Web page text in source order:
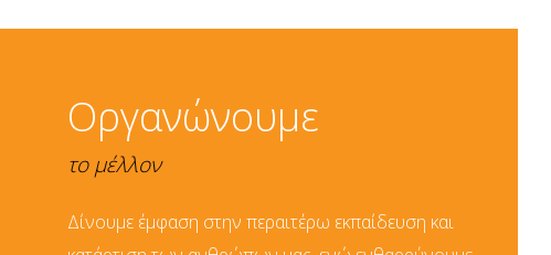
Οργανώνουμε
το μέλλον
Δίνουμε έμφαση στην περαιτέρω εκπαίδευση και